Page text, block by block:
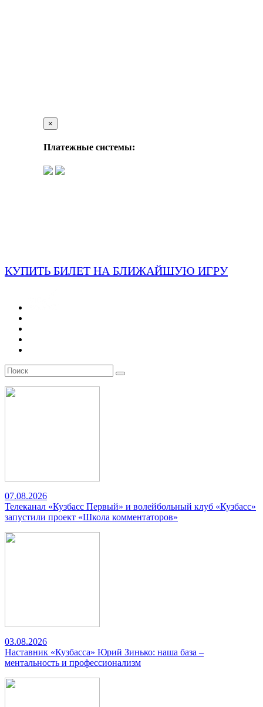
×
Платежные системы:
КУПИТЬ БИЛЕТ НА БЛИЖАЙШУЮ ИГРУ
07.08.2026
Телеканал «Кузбасс Первый» и волейбольный клуб «Кузбасс»
запустили проект «Школа комментаторов»
03.08.2026
Наставник «Кузбасса» Юрий Зинько: наша база –
ментальность и профессионализм